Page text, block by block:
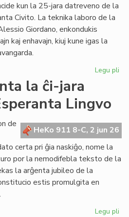
kun la 25-jara datreveno de la
Civito. La teknika laboro de la
Giordano, enkondukis
kaj enhavajn, kiuj kune igas la
Legu pli
la ĉi-jara
Lingvo
HeKo 911 8-C, 2 jun 26
de
certa pri ĝia naskiĝo, nome la
por la nemodifebla teksto de la
la arĝenta jubileo de la
estis promulgita en
Legu pli